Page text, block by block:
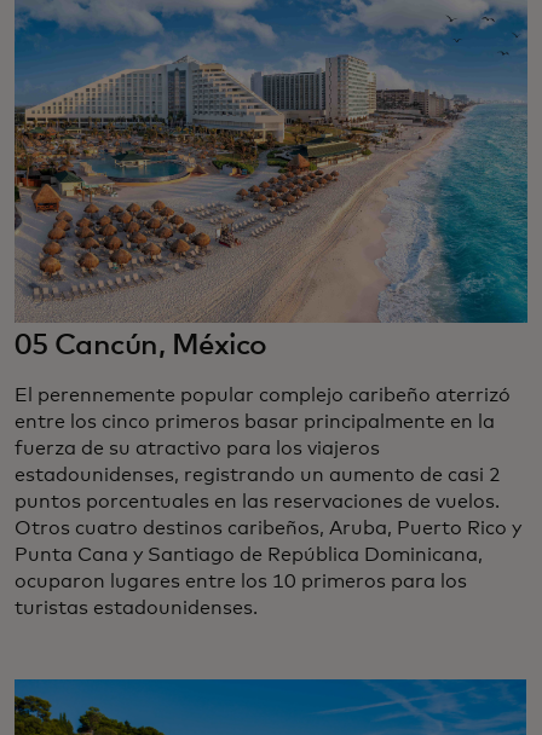
05 Cancún, México
El perennemente popular complejo caribeño aterrizó
entre los cinco primeros basar principalmente en la
fuerza de su atractivo para los viajeros
estadounidenses, registrando un aumento de casi 2
puntos porcentuales en las reservaciones de vuelos.
Otros cuatro destinos caribeños, Aruba, Puerto Rico y
Punta Cana y Santiago de República Dominicana,
ocuparon lugares entre los 10 primeros para los
turistas estadounidenses.